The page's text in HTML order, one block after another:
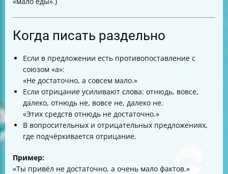
Когда писать раздельно
Если в предложении есть противопоставление с
союзом «а»:
«Не достаточно, а совсем мало.»
Если отрицание усиливают слова: отнюдь, вовсе,
далеко, отнюдь не, вовсе не, далеко не.
«Этих средств отнюдь не достаточно.»
В вопросительных и отрицательных предложениях,
где подчёркивается отрицание.
Пример:
«Ты привёл не достаточно, а очень мало фактов.»